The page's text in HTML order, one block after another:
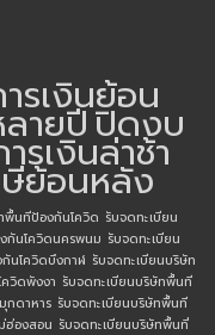
รเงินย้อน
ายปีปิดงบ
รเงินล่าช้า
ย้อนหลัง
พื้นทีป้องกันโควิด รับจดทะเบียน
กันโควิดนครพนม รับจดทะเบียน
นโควิดบึงกาฬ รับจดทะเบียนบริษัท
วิดพังงา รับจดทะเบียนบริษัทพื้นที
กดาหาร รับจดทะเบียนบริษัทพื้นที
ฮ่องสอน รับจดทะเบียนบริษัทพื้นที่